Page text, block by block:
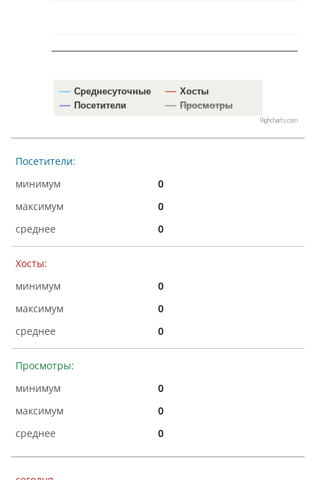
Среднесуточные
Хосты
Посетители
Просмотры
Highcharts.com
Посетители:
0
0
0
Хосты:
0
0
0
Просмотры:
0
0
0